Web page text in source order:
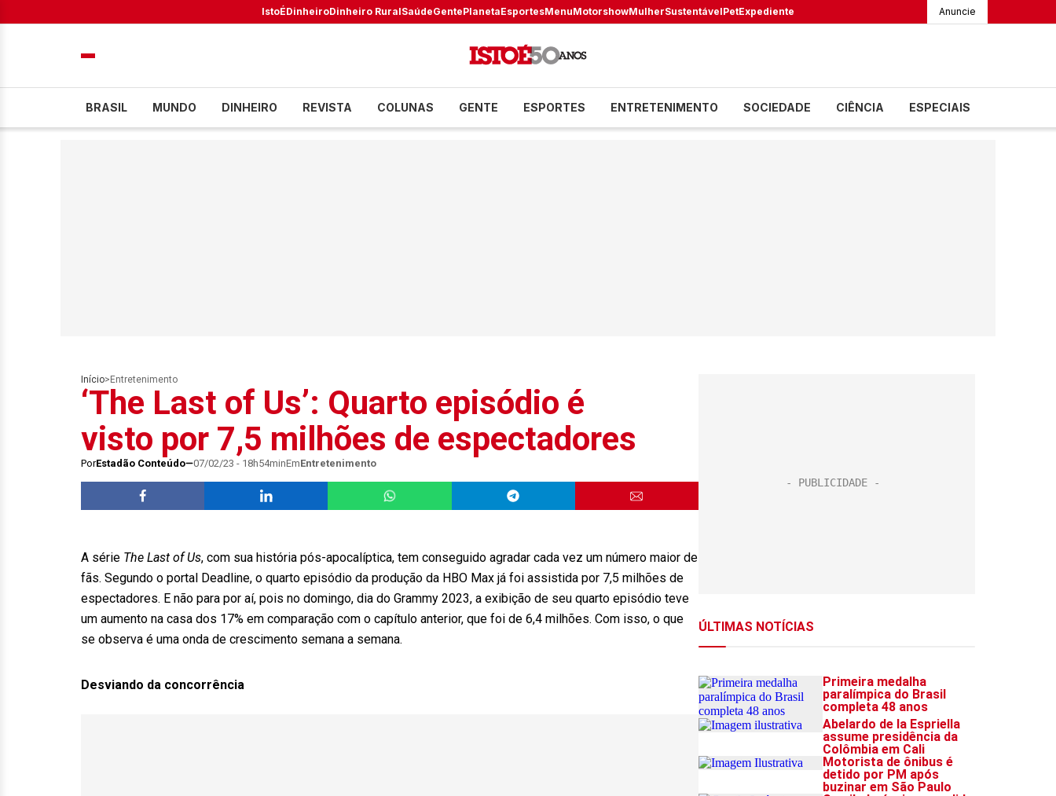
IstoÉDinheiroDinheiro RuralSaúdeGentePlanetaEsportesMenuMotorshowMulherSustentávelPetExpediente Anuncie
BRASIL MUNDO DINHEIRO REVISTA COLUNAS GENTE ESPORTES ENTRETENIMENTO SOCIEDADE CIÊNCIA ESPECIAIS
Início> Entretenimento
‘The Last of Us’: Quarto episódio é
visto por 7,5 milhões de espectadores
PorEstadão Conteúdo 07/02/23 - 18h54minEmEntretenimento
A série The Last of Us, com sua história pós-apocalíptica, tem conseguido agradar cada vez um número maior de
fãs. Segundo o portal Deadline, o quarto episódio da produção da HBO Max já foi assistida por 7,5 milhões de
espectadores. E não para por aí, pois no domingo, dia do Grammy 2023, a exibição de seu quarto episódio teve
um aumento na casa dos 17% em comparação com o capítulo anterior, que foi de 6,4 milhões. Com isso, o que
se observa é uma onda de crescimento semana a semana.
Desviando da concorrência